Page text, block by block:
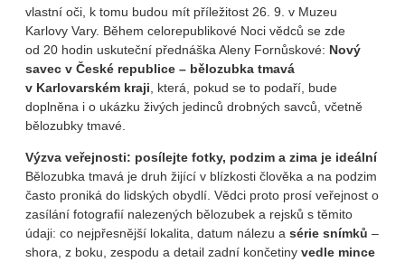
vlastní oči, k tomu budou mít příležitost 26. 9. v Muzeu
Karlovy Vary. Během celorepublikové Noci vědců se zde
od 20 hodin uskuteční přednáška Aleny Fornůskové: Nový
savec v České republice – bělozubka tmavá
v Karlovarském kraji, která, pokud se to podaří, bude
doplněna i o ukázku živých jedinců drobných savců, včetně
bělozubky tmavé.
Výzva veřejnosti: posílejte fotky, podzim a zima je ideální
Bělozubka tmavá je druh žijící v blízkosti člověka a na podzim
často proniká do lidských obydlí. Vědci proto prosí veřejnost o
zasílání fotografií nalezených bělozubek a rejsků s těmito
údaji: co nejpřesnější lokalita, datum nálezu a série snímků –
shora, z boku, zespodu a detail zadní končetiny vedle mince